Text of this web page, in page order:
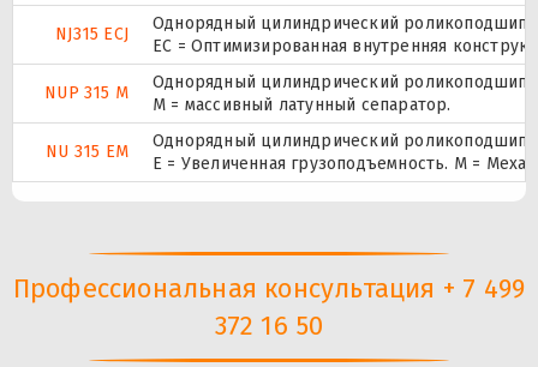
NJ315 ECJ
Однорядный цилиндрический
EC = Оптимизированная внутренняя
NUP 315 M
Однорядный цилиндрический
M = массивный латунный сепаратор.
NU 315 EM
Однорядный цилиндрический
E = Увеличенная грузоподъемность. М =
Профессиональная консультация + 7 499
372 16 50